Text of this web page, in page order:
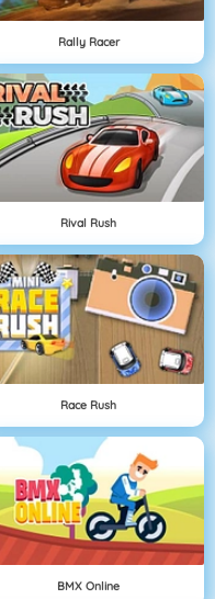
Rally Racer
Rival Rush
Race Rush
BMX Online